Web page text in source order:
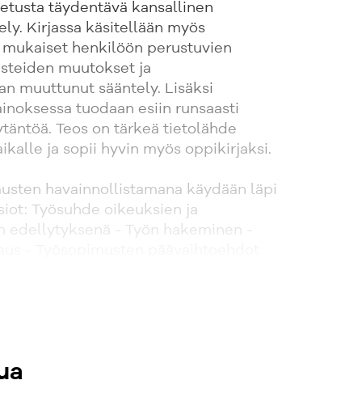
täydentävä kansallinen
Kirjassa käsitellään myös
henkilöön perustuvien
muutokset ja
muuttunut sääntely. Lisäksi
tuodaan esiin runsaasti
Teos on tärkeä tietolähde
ja sopii hyvin myös oppikirjaksi.
havainnollistamana käydään läpi
Työsuhde oikeuksien ja
edellytyksenä - Työn hakeminen -
työsuhteen aikana - Yleiset